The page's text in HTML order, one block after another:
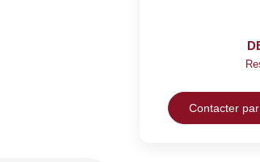
Contacter